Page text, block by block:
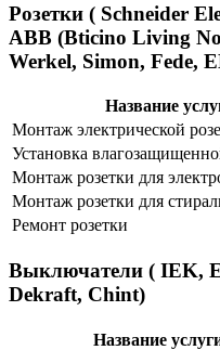
Розетки ( Schneider
ABB (Bticino Living
Werkel, Simon, Fede,
Название
Монтаж электрической
Установка
Монтаж розетки для
Монтаж розетки для
Ремонт розетки
Выключатели ( IEK,
Dekraft, Chint)
Название